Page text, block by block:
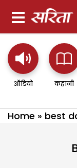
ऑडियो कहानी
Home » best